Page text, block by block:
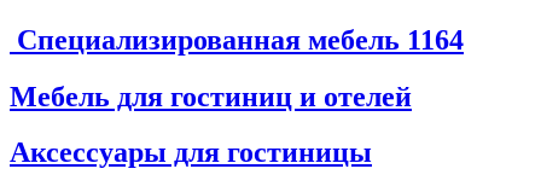
Специализированная мебель 1164
Мебель для гостиниц и отелей
Аксессуары для гостиницы